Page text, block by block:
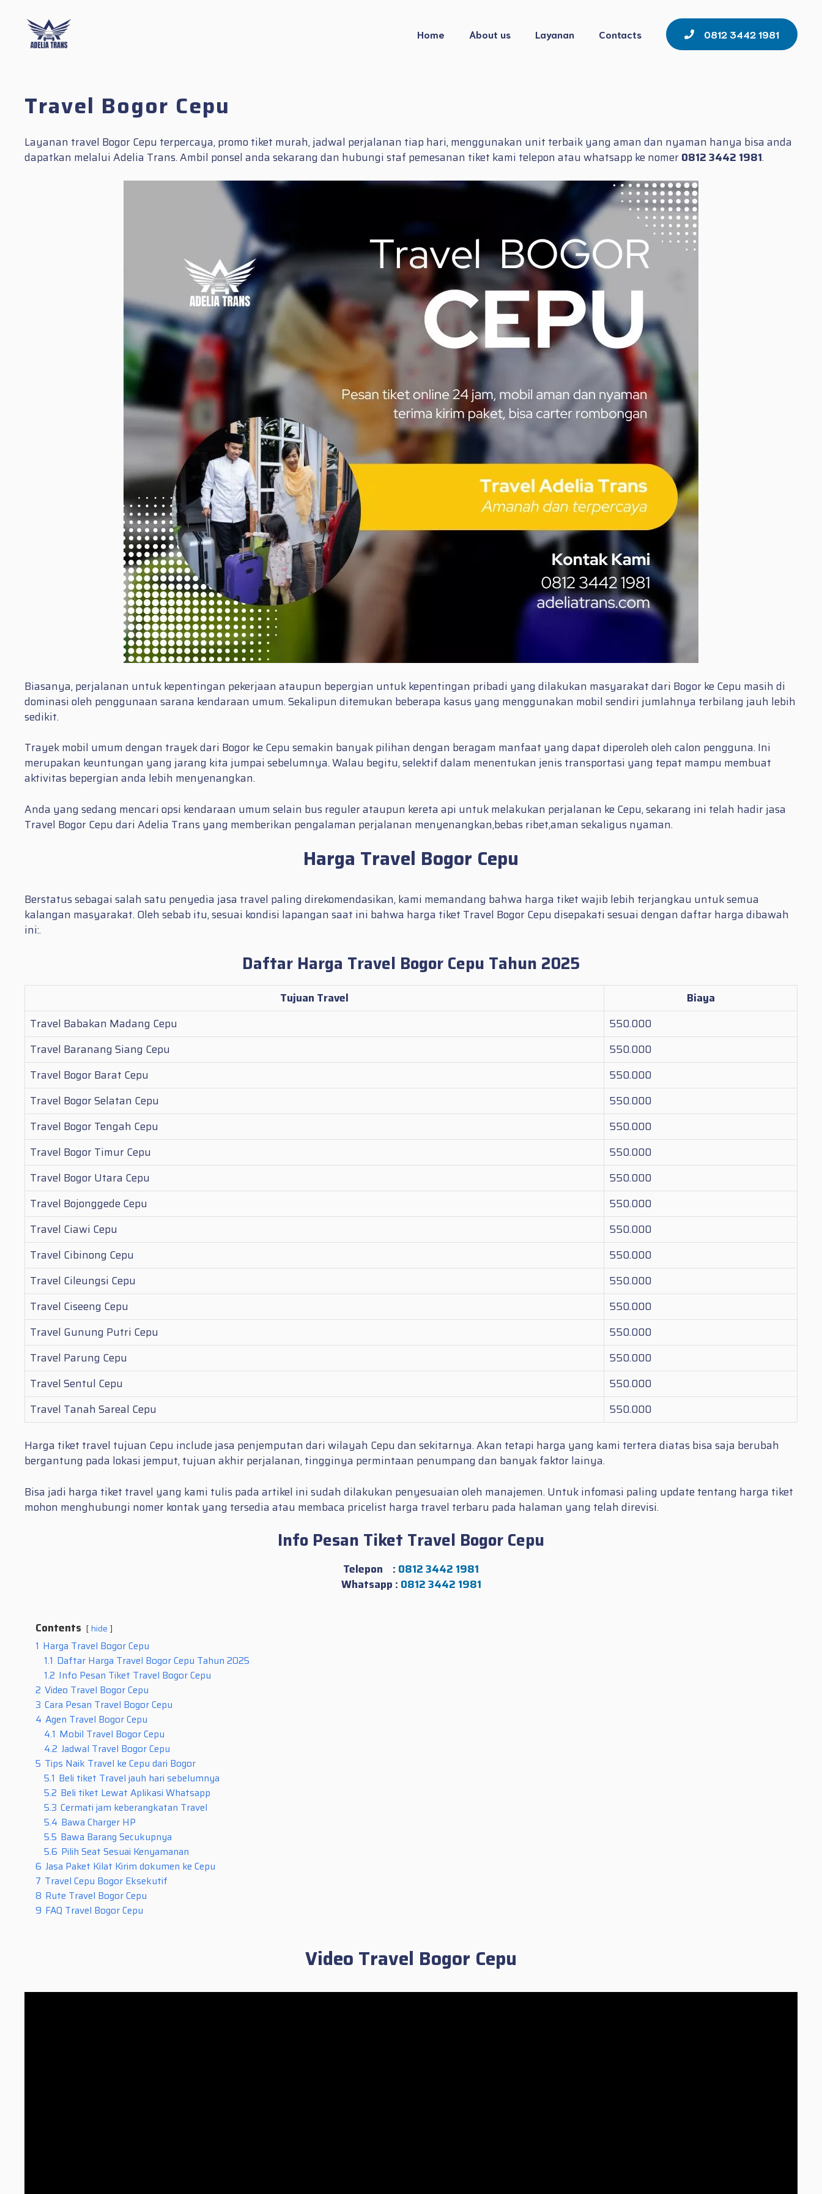
content
Home About us Layanan Contacts 0812 3442 1981
Travel Bogor Cepu
Layanan travel Bogor Cepu terpercaya, promo tiket murah, jadwal perjalanan tiap hari, menggunakan unit terbaik yang aman dan nyaman hanya bisa anda
dapatkan melalui Adelia Trans. Ambil ponsel anda sekarang dan hubungi staf pemesanan tiket kami telepon atau whatsapp ke nomer0812 3442 1981.
Biasanya, perjalanan untuk kepentingan pekerjaan ataupun bepergian untuk kepentingan pribadi yang dilakukan masyarakat dari Bogor ke Cepu masih di
dominasi oleh penggunaan sarana kendaraan umum. Sekalipun ditemukan beberapa kasus yang menggunakan mobil sendiri jumlahnya terbilang jauh lebih
sedikit.
Trayek mobil umum dengan trayek dari Bogor ke Cepu semakin banyak pilihan dengan beragam manfaat yang dapat diperoleh oleh calon pengguna. Ini
merupakan keuntungan yang jarang kita jumpai sebelumnya. Walau begitu, selektif dalam menentukan jenis transportasi yang tepat mampu membuat
aktivitas bepergian anda lebih menyenangkan.
Anda yang sedang mencari opsi kendaraan umum selain bus reguler ataupun kereta api untuk melakukan perjalanan ke Cepu, sekarang ini telah hadir jasa
Travel Bogor Cepu dari Adelia Trans yang memberikan pengalaman perjalanan menyenangkan,bebas ribet,aman sekaligus nyaman.
Harga Travel Bogor Cepu
Berstatus sebagai salah satu penyedia jasa travel paling direkomendasikan, kami memandang bahwa harga tiket wajib lebih terjangkau untuk semua
kalangan masyarakat. Oleh sebab itu, sesuai kondisi lapangan saat ini bahwa harga tiket Travel Bogor Cepu disepakati sesuai dengan daftar harga dibawah
ini:.
Daftar Harga Travel Bogor Cepu Tahun 2025
Tujuan Travel
Biaya
Travel Babakan Madang Cepu
550.000
Travel Baranang Siang Cepu
550.000
Travel Bogor Barat Cepu
550.000
Travel Bogor Selatan Cepu
550.000
Travel Bogor Tengah Cepu
550.000
Travel Bogor Timur Cepu
550.000
Travel Bogor Utara Cepu
550.000
Travel Bojonggede Cepu
550.000
Travel Ciawi Cepu
550.000
Travel Cibinong Cepu
550.000
Travel Cileungsi Cepu
550.000
Travel Ciseeng Cepu
550.000
Travel Gunung Putri Cepu
550.000
Travel Parung Cepu
550.000
Travel Sentul Cepu
550.000
Travel Tanah Sareal Cepu
550.000
Harga tiket travel tujuan Cepu include jasa penjemputan dari wilayah Cepu dan sekitarnya. Akan tetapi harga yang kami tertera diatas bisa saja berubah
bergantung pada lokasi jemput, tujuan akhir perjalanan, tingginya permintaan penumpang dan banyak faktor lainya.
Bisa jadi harga tiket travel yang kami tulis pada artikel ini sudah dilakukan penyesuaian oleh manajemen. Untuk infomasi paling update tentang harga tiket
mohon menghubungi nomer kontak yang tersedia atau membaca pricelist harga travel terbaru pada halaman yang telah direvisi.
Info Pesan Tiket Travel Bogor Cepu
Telepon : 0812 3442 1981
Whatsapp : 0812 3442 1981
Contents hide
1 Harga Travel Bogor Cepu
1.1 Daftar Harga Travel Bogor Cepu Tahun 2025
1.2 Info Pesan Tiket Travel Bogor Cepu
2 Video Travel Bogor Cepu
3 Cara Pesan Travel Bogor Cepu
4 Agen Travel Bogor Cepu
4.1 Mobil Travel Bogor Cepu
4.2 Jadwal Travel Bogor Cepu
5 Tips Naik Travel ke Cepu dari Bogor
5.1 Beli tiket Travel jauh hari sebelumnya
5.2 Beli tiket Lewat Aplikasi Whatsapp
5.3 Cermati jam keberangkatan Travel
5.4 Bawa Charger HP
5.5 Bawa Barang Secukupnya
5.6 Pilih Seat Sesuai Kenyamanan
6 Jasa Paket Kilat Kirim dokumen ke Cepu
7 Travel Cepu Bogor Eksekutif
8 Rute Travel Bogor Cepu
9 FAQ Travel Bogor Cepu
Video Travel Bogor Cepu